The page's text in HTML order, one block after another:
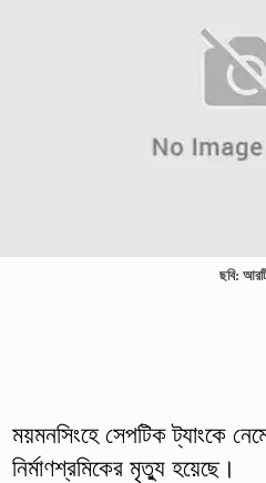
ছবি:
ময়মনসিংহে সেপটিক ট্যাংকে
নির্মাণশ্রমিকের মৃত্যু হয়েছে।